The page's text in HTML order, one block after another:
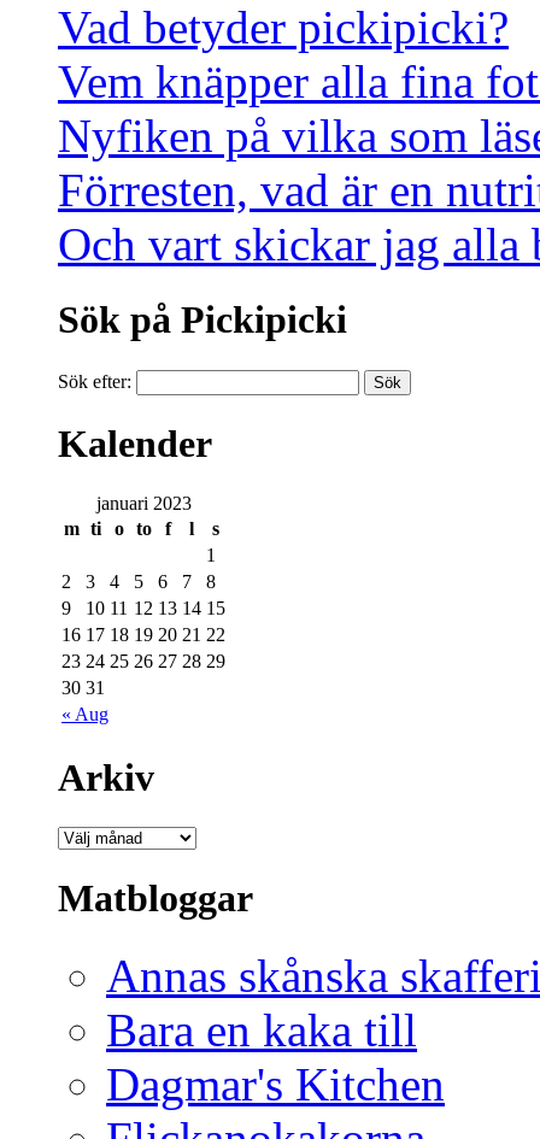
Vad betyder pickipicki?
Vem knäpper alla fina
Nyfiken på vilka som
Förresten, vad är en
Och vart skickar jag alla
Sök på Pickipicki
Sök efter:
Kalender
januari 2023
m ti o to f l s
« Aug
1
2
3 4 5 6 7
8
9
10 11 12 13 14 15
16 17 18 19 20 21 22
23 24 25 26 27 28 29
30 31
Arkiv
Matbloggar
Annas skånska
Bara en kaka till
Dagmar's Kitchen